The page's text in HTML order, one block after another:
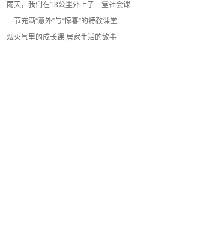
雨天，我们在13公里外上了一堂社会课
一节充满“意外”与“惊喜”的特教课堂
烟火气里的成长课|居家生活的故事